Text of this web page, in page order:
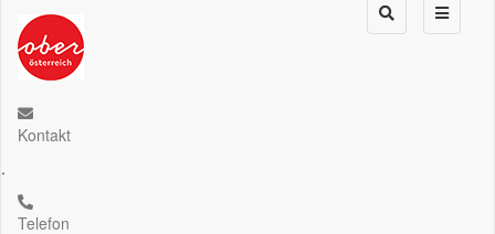
Kontakt
.
Telefon